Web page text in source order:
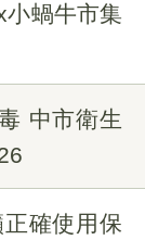
小蝸牛市集
中市衛生
確使用保